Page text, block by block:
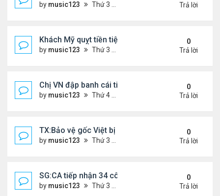
by music123 Thứ 3 Tháng 3 31, 2026 4:29 pm
Trả lời
Khách Mỹ quỵt tiền tiệm nail người Việt
by music123 Thứ 3 Tháng 3 31, 2026 4:25 pm
0
Trả lời
Chị VN đập banh cái tiệm Dollar Tree
by music123 Thứ 4 Tháng 3 25, 2026 7:25 pm
0
Trả lời
TX:Bảo vệ gốc Việt bị bắn trọng thương trong vụ
by music123 Thứ 3 Tháng 3 24, 2026 6:27 pm
0
Trả lời
SG:CA tiếp nhận 34 công dân VN bị Mỹ trục xuất
by music123 Thứ 3 Tháng 3 24, 2026 5:09 pm
0
Trả lời